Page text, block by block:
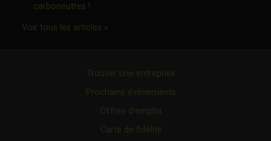
carboneutres !Ce lien s'ouvrira dans une nouvelle fenêtre"
Voir tous les articles »Ce lien s'ouvrira dans une nouvelle
Trouver une entreprise
Prochains événements
Offres d’emploi
Carte de fidélité